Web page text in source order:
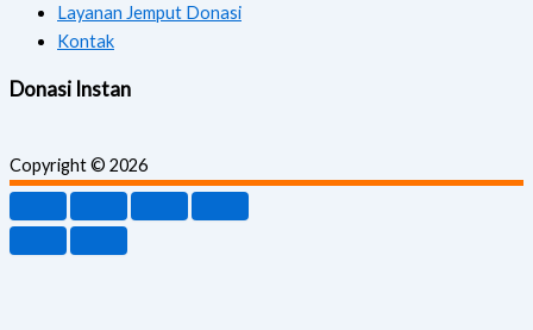
Layanan Jemput Donasi
Kontak
Donasi Instan
Copyright © 2026